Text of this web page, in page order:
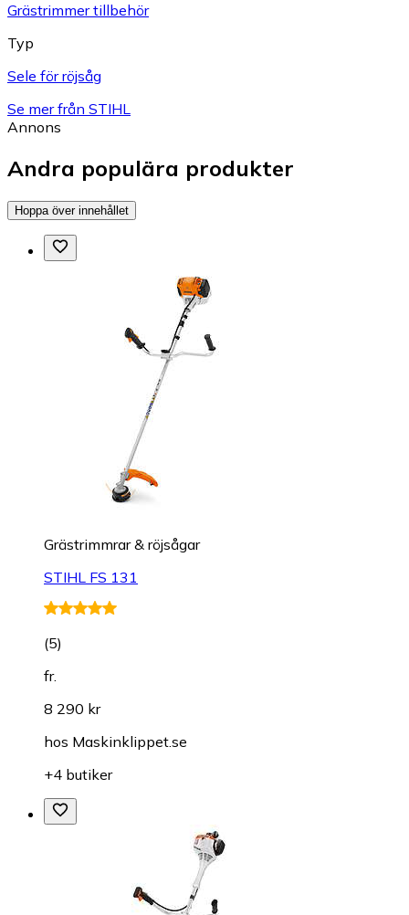
Grästrimmer tillbehör
Typ
Sele för röjsåg
Se mer från STIHL
Annons
Andra populära produkter
Hoppa över innehållet
Grästrimmrar & röjsågar
STIHL FS 131
(5)
fr.
8 290 kr
hos Maskinklippet.se
+4 butiker